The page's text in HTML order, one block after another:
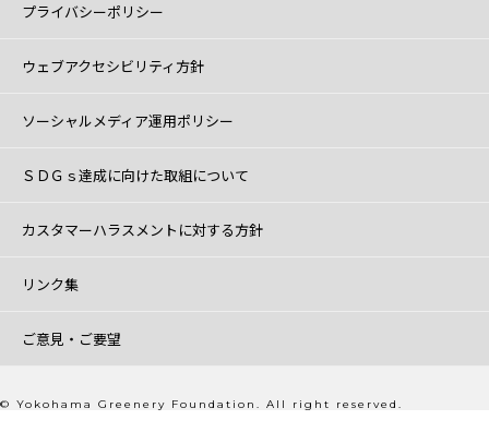
プライバシーポリシー
ウェブアクセシビリティ方針
ソーシャルメディア運用ポリシー
ＳＤＧｓ達成に向けた取組について
カスタマーハラスメントに対する方針
リンク集
ご意見・ご要望
© Yokohama Greenery Foundation. All right reserved.